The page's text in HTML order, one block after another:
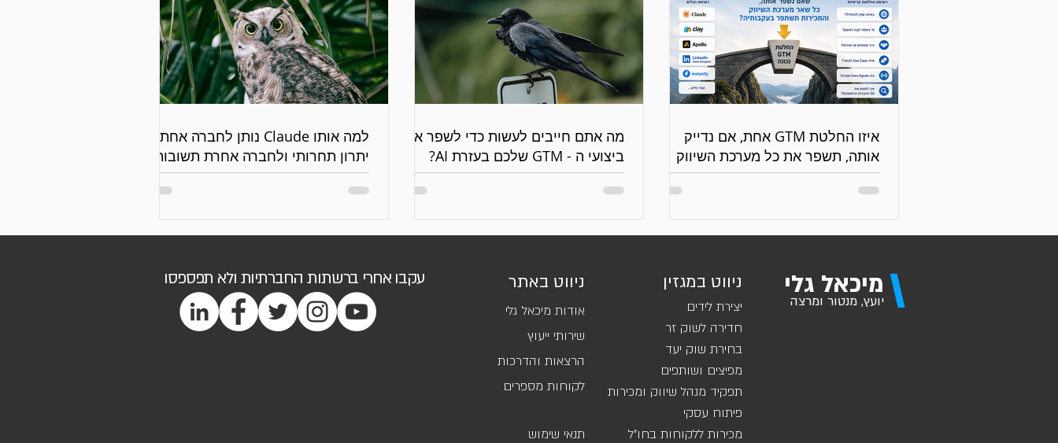
איזו החלטת GTM אחת, אם נדייק
אותה, תשפר את כל מערכת השיווק
והמכירות?
מה אתם חייבים לעשות כדי לשפר את
ביצועי ה - GTM שלכם בעזרת AI?
למה אותו Claude נותן לחברה אחת
יתרון תחרותי ולחברה אחרת תשובות
גנריות?
עקבו אחרי ברשתות החברתיות ולא תפספסו ניווט באתר
אודות מיכאל גלי
שירותי ייעוץ
הרצאות והדרכות
לקוחות מספרים
תנאי שימוש
ניווט במגזין
יצירת לידים
חדירה לשוק זר
בחירת שוק יעד
מפיצים ושותפים
תפקיד מנהל שיווק ומכירות
פיתוח עסקי
מכירות ללקוחות בחו"ל
מיכאל גלי
יועץ, מנטור ומרצה \